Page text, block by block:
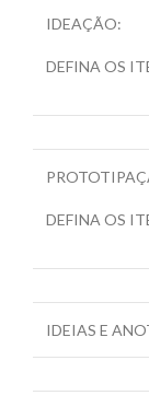
IDEAÇÃO:
DEFINA OS
DEFINA OS
IDEIAS E